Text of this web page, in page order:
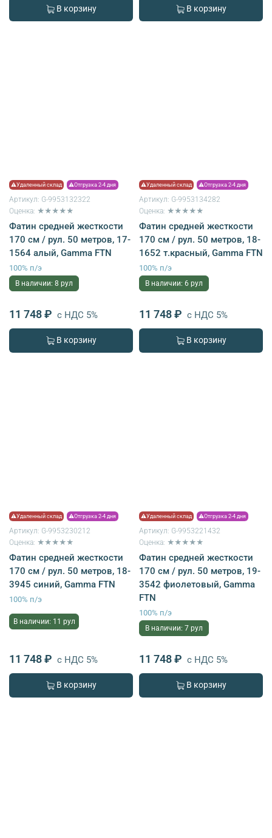
В корзину В корзину
⚠Удаленный склад ⚠Отгрузка 2-4 дня
Артикул: G-9953132322
Оценка: ★★★★★
Фатин средней жесткости
170 см / рул. 50 метров, 17-
1564 алый, Gamma FTN
100% п/э
В наличии: 8 рул
11 748 ₽ с НДС 5%
В корзину
⚠Удаленный склад ⚠Отгрузка 2-4 дня
Артикул: G-9953134282
Оценка: ★★★★★
Фатин средней жесткости
170 см / рул. 50 метров, 18-
1652 т.красный, Gamma FTN
100% п/э
В наличии: 6 рул
11 748 ₽ с НДС 5%
В корзину
⚠Удаленный склад ⚠Отгрузка 2-4 дня
Артикул: G-9953230212
Оценка: ★★★★★
Фатин средней жесткости
170 см / рул. 50 метров, 18-
3945 синий, Gamma FTN
100% п/э
В наличии: 11 рул
11 748 ₽ с НДС 5%
В корзину
⚠Удаленный склад ⚠Отгрузка 2-4 дня
Артикул: G-9953221432
Оценка: ★★★★★
Фатин средней жесткости
170 см / рул. 50 метров, 19-
3542 фиолетовый, Gamma
FTN
100% п/э
В наличии: 7 рул
11 748 ₽ с НДС 5%
В корзину